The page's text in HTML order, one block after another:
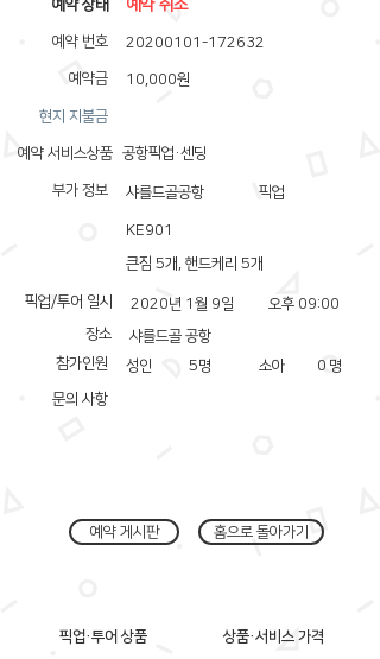
​예약 상태
예약 번호
예약금
​현지 지불금
부가 정보
픽업/투어 일시
장소
참가인원
문의 사항
예약 서비스상품
예약 취소
20200101-172632
10,000원
공항픽업·센딩
샤를드골공항 픽업
KE901
큰짐 5개, 핸드케리 5개
2020년 1월 9일
오후 09:00
샤를드골 공항
성인
5명 소아 0 명
예약 게시판 홈으로 돌아가기
픽업·투어 상품 상품·서비스 가격